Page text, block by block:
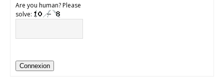
Are you human? Please
solve:
Connexion